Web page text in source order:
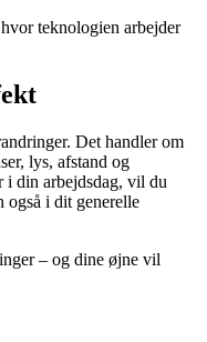
teknologien arbejder
Det handler om
lys, afstand og
i din arbejdsdag, vil du
i dit generelle
– og dine øjne vil